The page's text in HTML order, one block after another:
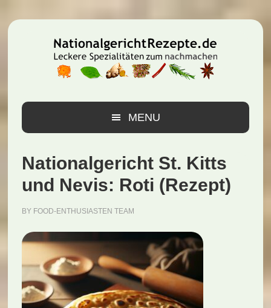
Hauptnavigation
Inhalt
Seitenspalte
MENU
Nationalgericht St. Kitts
und Nevis: Roti (Rezept)
BY FOOD-ENTHUSIASTEN TEAM